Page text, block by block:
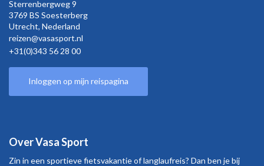
Sterrenbergweg9
3769 BS Soesterberg
Utrecht, Nederland
reizen@vasasport.nl
+31(0)343 56 28 00
Inloggen op mijn reispagina
Over Vasa Sport
Zin in een sportieve fietsvakantie of langlaufreis? Dan ben je bij